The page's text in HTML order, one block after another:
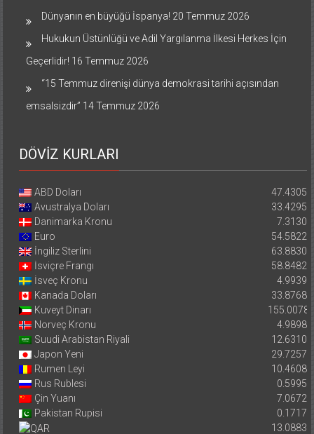
Dünyanın en büyüğü İspanya! 20 Temmuz 2026
Hukukun Üstünlüğü ve Adil Yargılanma İlkesi Herkes İçin
Geçerlidir! 16 Temmuz 2026
“15 Temmuz direnişi dünya demokrasi tarihi açısından
emsalsizdir” 14 Temmuz 2026
DÖVİZ KURLARI
ABD Doları
47.4305
Avustralya Doları
33.4295
Danimarka Kronu
7.3130
Euro
54.5822
İngiliz Sterlini
63.8830
İsviçre Frangı
58.8482
İsveç Kronu
4.9939
Kanada Doları
33.8768
Kuveyt Dinarı
155.0078
Norveç Kronu
4.9898
Suudi Arabistan Riyali
12.6310
Japon Yeni
29.7257
Rumen Leyi
10.4608
Rus Rublesi
0.5995
Çin Yuanı
7.0672
Pakistan Rupisi
0.1717
13.0883